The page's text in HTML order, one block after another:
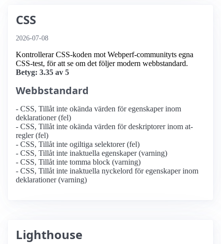
CSS
2026-07-08
Kontrollerar CSS-koden mot Webperf-communityts egna
CSS-test, för att se om det följer modern webbstandard.
Betyg: 3.35 av 5
Webbstandard
- CSS, Tillåt inte okända värden för egenskaper inom
deklarationer (fel)
- CSS, Tillåt inte okända värden för deskriptorer inom at-
regler (fel)
- CSS, Tillåt inte ogiltiga selektorer (fel)
- CSS, Tillåt inte inaktuella egenskaper (varning)
- CSS, Tillåt inte tomma block (varning)
- CSS, Tillåt inte inaktuella nyckelord för egenskaper inom
deklarationer (varning)
Lighthouse